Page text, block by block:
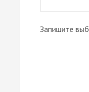
Запишите